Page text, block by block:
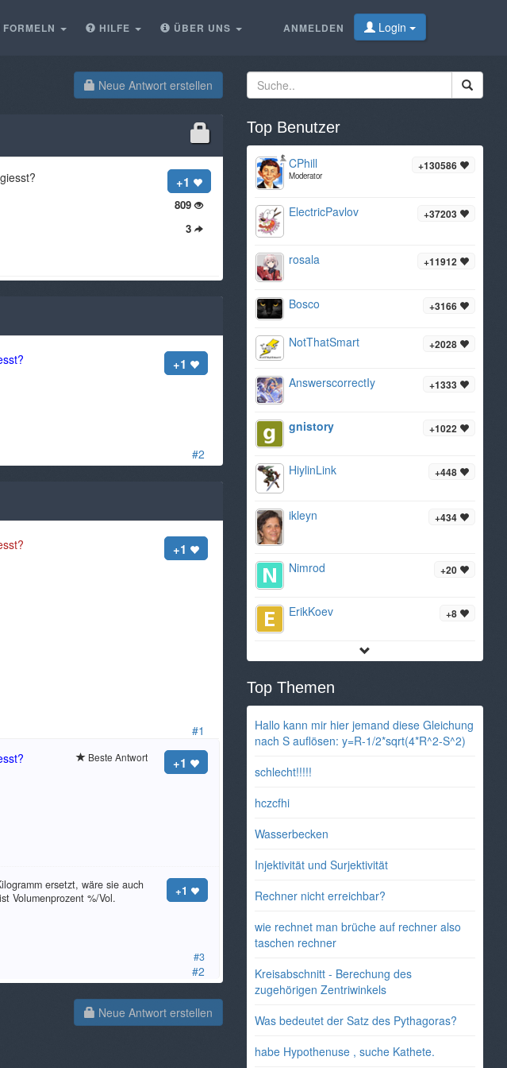
ANMELDEN Login
FORMELN HILFE ÜBER UNS
Neue Antwort erstellen
+1
809
3
#2
+1
#1
+1
#2
+1
Beste Antwort
#3
+1
ersetzt, wäre sie auch
Volumenprozent %/Vol.
Neue Antwort erstellen
Top Benutzer
+130586
CPhill
Moderator
+37203
ElectricPavlov
+11912
rosala
+3166
Bosco
+2028
NotThatSmart
+1333
AnswerscorrectIy
+1022
gnistory
+448
HiylinLink
+434
ikleyn
+20
Nimrod
+8
ErikKoev
Top Themen
Hallo kann mir hier jemand diese Gleichung
nach S auflösen: y=R-1/2*sqrt(4*R^2-S^2)
schlecht!!!!!
hczcfhi
Wasserbecken
Injektivität und Surjektivität
Rechner nicht erreichbar?
wie rechnet man brüche auf rechner also
taschen rechner
Kreisabschnitt - Berechung des
zugehörigen Zentriwinkels
Was bedeutet der Satz des Pythagoras?
habe Hypothenuse , suche Kathete.